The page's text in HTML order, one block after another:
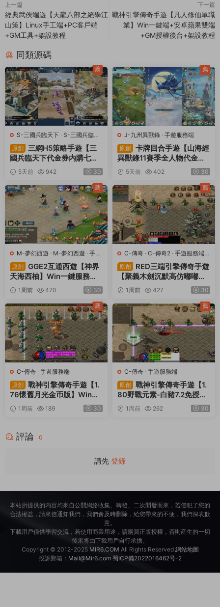
上一篇
經典武俠端遊【天龍八部之絕學江
山策】Linux手工端+PC客戶端
+GM工具+架設教程
下一篇
戰神引擎傳奇手遊【凡人修仙單職
業】Win一鍵端+安卓蘋果雙端
+GM授權後台+架設教程
同類源碼
S-三國兵臨天下 · S-三國兵臨天
下· 手遊服務端· 頁遊服務端
原創
三網H5策略手遊【三
國兵臨天下代金券内購七合
修複版】Linux手工服務端
+管理後台+GM授權後台
+簡易安卓客戶端+視頻架設
教程
5天前 942 30
薦
J-九州異獸錄 · 手遊服務端
原創
卡牌回合手遊【山海經
異獸錄11賽季全人物代金券
内購版】Win一鍵服務端+授
權GM後台+管理後台+熱更
修改工具+安卓+視頻架設教
程
5天前 402 30
薦
M-夢幻西遊 · M-夢幻西遊 · 手遊
服務端
端遊服務端
原創
GGE2互通西遊【神界
天海西柚】Win一鍵服務端
+安卓蘋果PC三端+内置GM
工具+全套源碼+視頻架設教
程
1周前 470 30
薦
C-傳奇 · C-傳奇2 · 手遊服務端·
端遊服務端
原創
RED三端引擎傳奇手遊
【聚義木劍沉默高仿嘟嘟沉
默】Win一鍵服務端+安卓蘋
果PC三端+視頻架設教程
1周前 427 30
薦
C-傳奇 · 手遊服務端
原創
戰神引擎傳奇手遊【1.
76懷舊月光金币版】Win一
鍵服務端+安卓蘋果雙端+G
M授權物品後台+視頻架設教
1周前 189 30
薦
C-傳奇 · 手遊服務端
原創
戰神引擎傳奇手遊【1.
80野戰元素-白豬7.2免授
權】Win一鍵服務端+安卓+
GM授權物品後台+視頻架設
1周前 262 30
薦
評論 0
請先 登錄
本站所提供的内容均來自公開網絡收集、轉發、二次開發而來，若侵犯了您的
合法權益，請來信通知我們，我們會及時删除，給您帶來的不便，我們深表歉
意。
下載用戶僅供學習交流，若使用商業用途，請購買正版授權，否則産生的一切
後果将由下載用戶自行承擔。
Copyright © 2012-2025 MiR6.COM All Rights Reserved 網站地圖
投訴郵箱： Mail@Mir6.com 蜀ICP備2022016462号-2